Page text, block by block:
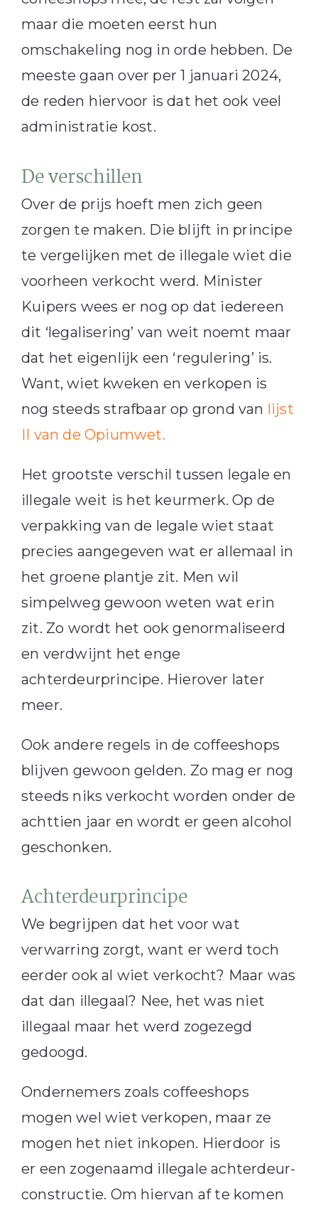
maar die moeten eerst hun
omschakeling nog in orde hebben. De
meeste gaan over per 1 januari 2024,
de reden hiervoor is dat het ook veel
administratie kost.
De verschillen
Over de prijs hoeft men zich geen
zorgen te maken. Die blijft in principe
te vergelijken met de illegale wiet die
voorheen verkocht werd. Minister
Kuipers wees er nog op dat iedereen
dit ‘legalisering’ van weit noemt maar
dat het eigenlijk een ‘regulering’ is.
Want, wiet kweken en verkopen is
nog steeds strafbaar op grond van lijst
II van de Opiumwet.
Het grootste verschil tussen legale en
illegale weit is het keurmerk. Op de
verpakking van de legale wiet staat
precies aangegeven wat er allemaal in
het groene plantje zit. Men wil
simpelweg gewoon weten wat erin
zit. Zo wordt het ook genormaliseerd
en verdwijnt het enge
achterdeurprincipe. Hierover later
meer.
Ook andere regels in de coffeeshops
blijven gewoon gelden. Zo mag er nog
steeds niks verkocht worden onder de
achttien jaar en wordt er geen alcohol
geschonken.
Achterdeurprincipe
We begrijpen dat het voor wat
verwarring zorgt, want er werd toch
eerder ook al wiet verkocht? Maar was
dat dan illegaal? Nee, het was niet
illegaal maar het werd zogezegd
gedoogd.
Ondernemers zoals coffeeshops
mogen wel wiet verkopen, maar ze
mogen het niet inkopen. Hierdoor is
er een zogenaamd illegale achterdeur-
constructie. Om hiervan af te komen